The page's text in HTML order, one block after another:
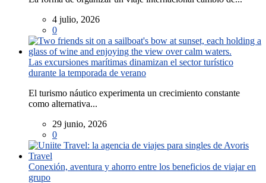
4 julio, 2026
0
Las excursiones marítimas dinamizan el sector turístico
durante la temporada de verano
El turismo náutico experimenta un crecimiento constante
como alternativa...
29 junio, 2026
0
Conexión, aventura y ahorro entre los beneficios de viajar en
grupo